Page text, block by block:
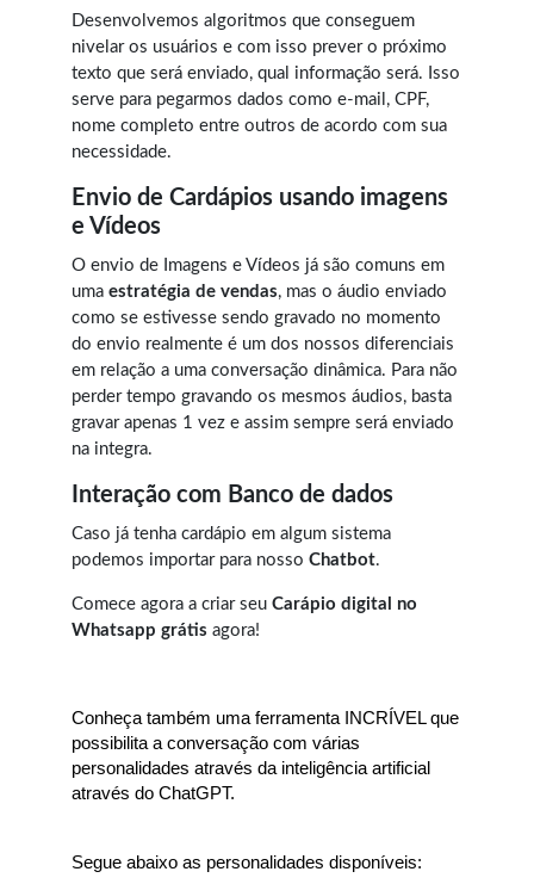
Desenvolvemos algoritmos que conseguem
nivelar os usuários e com isso prever o próximo
texto que será enviado, qual informação será. Isso
serve para pegarmos dados como e-mail, CPF,
nome completo entre outros de acordo com sua
necessidade.
Envio de Cardápios usando imagens
e Vídeos
O envio de Imagens e Vídeos já são comuns em
uma estratégia de vendas, mas o áudio enviado
como se estivesse sendo gravado no momento
do envio realmente é um dos nossos diferenciais
em relação a uma conversação dinâmica. Para não
perder tempo gravando os mesmos áudios, basta
gravar apenas 1 vez e assim sempre será enviado
na integra.
Interação com Banco de dados
Caso já tenha cardápio em algum sistema
podemos importar para nosso Chatbot.
Comece agora a criar seu Carápio digital no
Whatsapp grátis agora!
Conheça também uma ferramenta INCRÍVEL que
possibilita a conversação com várias
personalidades através da inteligência artificial
através do ChatGPT.
Segue abaixo as personalidades disponíveis: